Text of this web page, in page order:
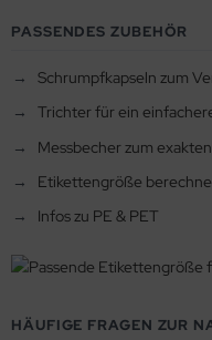
PASSENDES ZUBEHÖR
Schrumpfkapseln zum
Trichter für ein
Messbecher zum
Etikettengröße
Infos zu PE & PET
HÄUFIGE FRAGEN ZUR